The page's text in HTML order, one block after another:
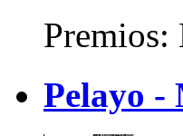
Pelayo -